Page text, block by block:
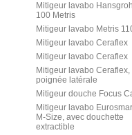
Mitigeur lavabo
100 Metris
Mitigeur lavabo Metris
Mitigeur lavabo Ceraflex
Mitigeur lavabo Ceraflex
Mitigeur lavabo Ceraflex,
poignée latérale
Mitigeur douche Focus
Mitigeur lavabo
M-Size, avec douchette
extractible